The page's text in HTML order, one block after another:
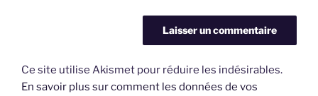
Ce site utilise Akismet pour réduire les indésirables.
En savoir plus sur comment les données de vos